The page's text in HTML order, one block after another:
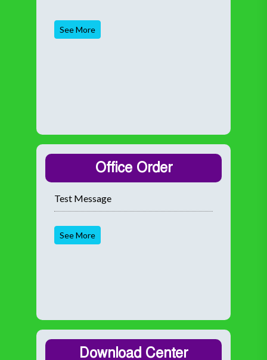
See More
Office Order
Test Message
See More
Download Center